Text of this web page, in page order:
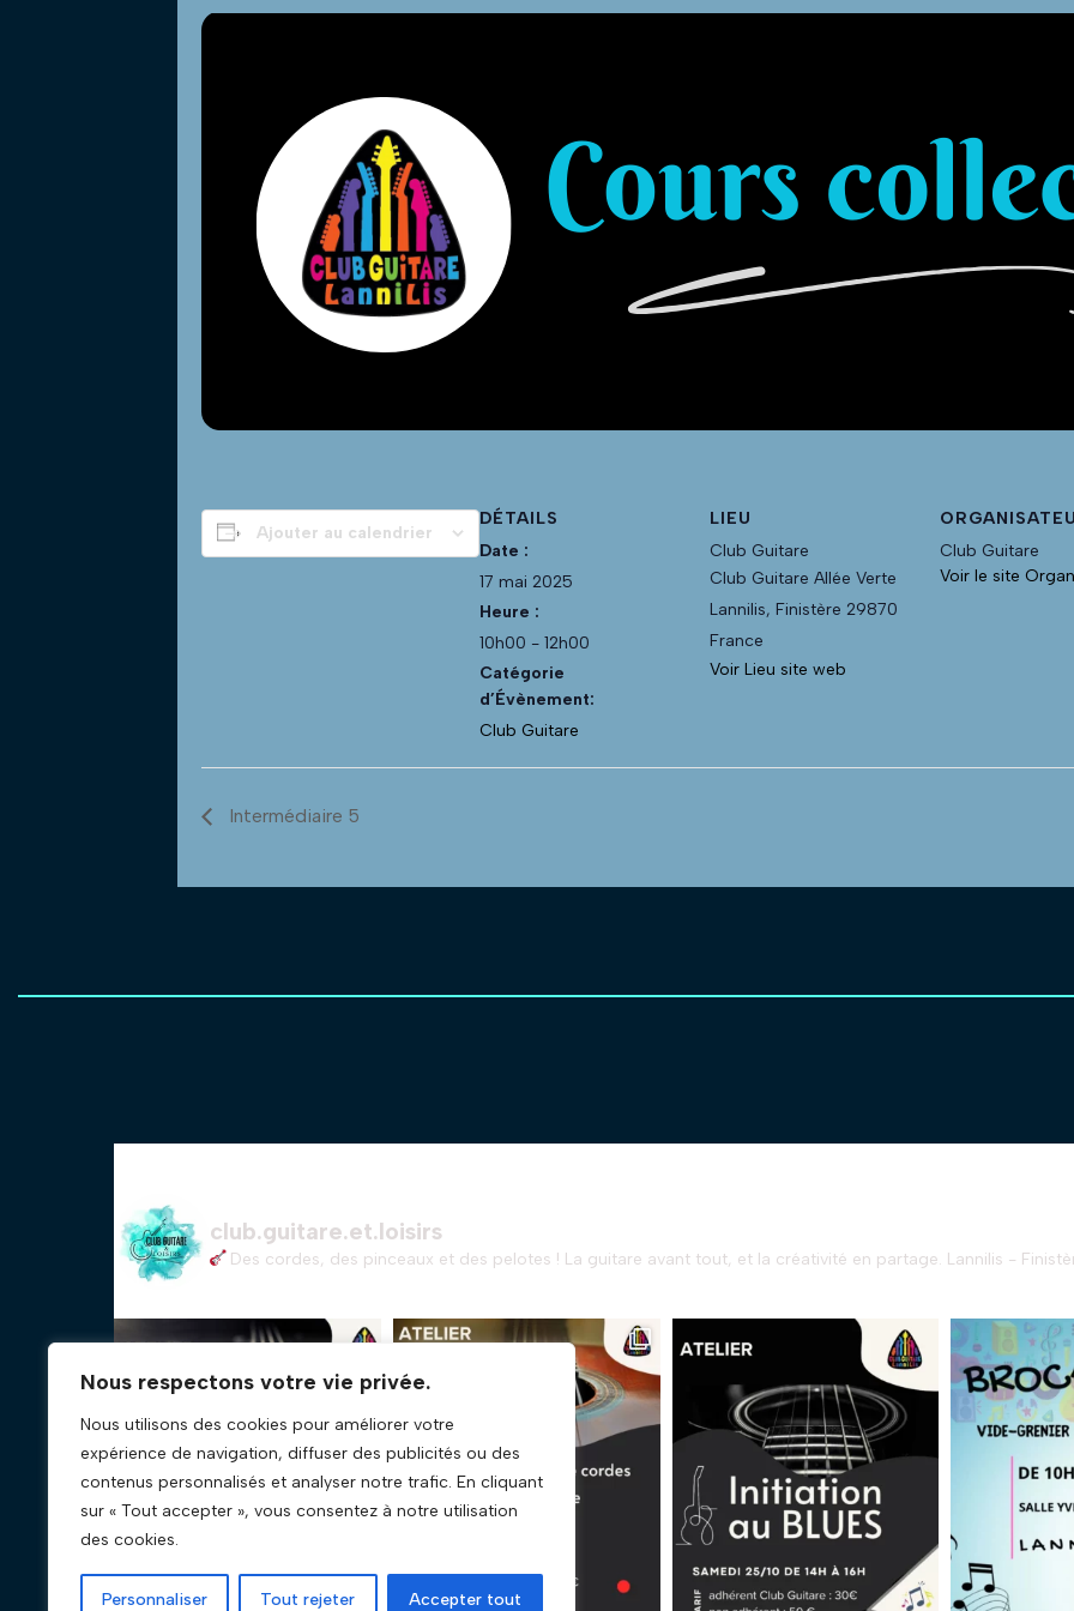
Nous respectons votre vie privée.
Nous utilisons des cookies pour améliorer votre
expérience de navigation, diffuser des publicités ou des
contenus personnalisés et analyser notre trafic. En cliquant
sur « Tout accepter », vous consentez à notre utilisation
des cookies.
Personnaliser Tout rejeter Accepter tout
Ajouter au calendrier
DÉTAILS
Date :
17 mai 2025
Heure :
10h00 - 12h00
Catégorie
d’Évènement:
Club Guitare
LIEU
Club Guitare
Club Guitare Allée Verte
Lannilis, Finistère 29870
France
Voir Lieu site web
Club Guitare
Voir le site
Intermédiaire 5
club.guitare.et.loisirs
Des cordes, des pinceaux et des pelotes ! La guitare avant tout, et la créativité en partage. Lannilis -